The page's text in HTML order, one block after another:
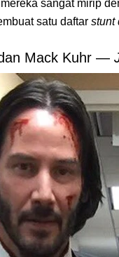
sangat mirip
satu daftar stunt
Mack Kuhr —